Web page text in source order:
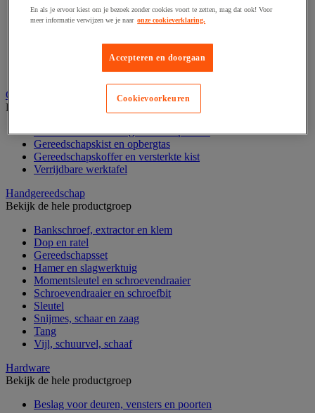
Accessoires voor elektrisch schakelpaneel
Batterij, oplader en kabel
Elektrische uitrusting
Verlengsnoer, stekkerdoos en kapelhaspel
Wandcontactdoos en schakelaar
Gereedschap opbergen
Bekijk de hele productgroep
Assortimentsdoos en gereedschapkoffer
Gereedschapskist en opbergtas
Gereedschapskoffer en versterkte kist
Verrijdbare werktafel
Handgereedschap
Bekijk de hele productgroep
Bankschroef, extractor en klem
Dop en ratel
Gereedschapsset
Hamer en slagwerktuig
Momentsleutel en schroevendraaier
Schroevendraaier en schroefbit
Sleutel
Snijmes, schaar en zaag
Tang
Vijl, schuurvel, schaaf
Hardware
Bekijk de hele productgroep
Beslag voor deuren, vensters en poorten
En als je ervoor kiest om je bezoek zonder cookies voort te zetten, mag dat ook! Voor
meer informatie verwijzen we je naar onze cookieverklaring.
Accepteren en doorgaan
Cookievoorkeuren